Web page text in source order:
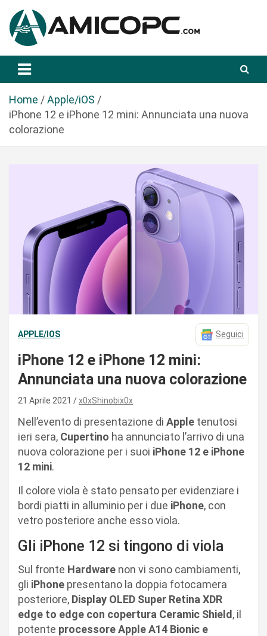
a
Amicopc.com
Home
Apple/iOS
iPhone 12 e iPhone 12 mini: Annunciata una nuova
colorazione
APPLE/IOS Seguici
iPhone 12 e iPhone 12 mini:
Annunciata una nuova colorazione
21 Aprile 2021 x0xShinobix0x
Nell’evento di presentazione di Apple tenutosi
ieri sera, Cupertino ha annunciato l’arrivo di una
nuova colorazione per i suoi iPhone 12 e iPhone
12 mini.
Il colore viola è stato pensato per evidenziare i
bordi piatti in alluminio per i due iPhone, con
vetro posteriore anche esso viola.
Gli iPhone 12 si tingono di viola
Sul fronte Hardware non vi sono cambiamenti,
gli iPhone presentano la doppia fotocamera
posteriore, Display OLED Super Retina XDR
edge to edge con copertura Ceramic Shield, il
potente processore Apple A14 Bionic e